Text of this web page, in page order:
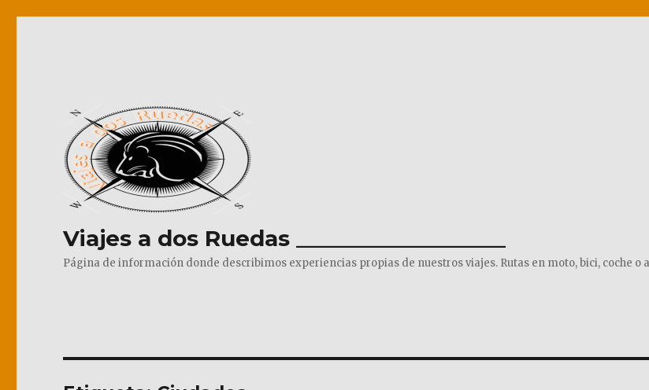
Viajes a dos Ruedas ___________________
Página de información donde describimos experiencias propias de nuestros viajes. Rutas en moto, bici, coche